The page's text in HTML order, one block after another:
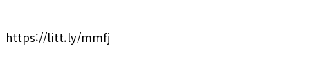
https://litt.ly/mmfj